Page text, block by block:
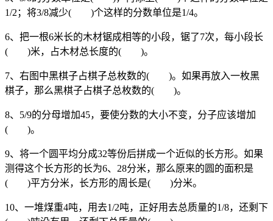
1/2；将3/8减少( )个这样的分数单位是1/4。
6、把一根6米长的木材锯成相等的小段，锯了7次，每小段长
( )米，占木材总长度的( )。
7、右图中黑棋子占棋子总枚数的( )。如果再放入一枚黑
棋子，那么黑棋子占棋子总枚数的( )。
8、5/9的分母增加45，要使分数的大小不变，分子应该增加
( )。
9、将一个圆平均分成32等份后拼成一个近似的长方形。如果
测得这个长方形的长为6、28分米，那么原来的圆的面积是
( )平方分米，长方形的周长是( )分米。
10、一堆煤重4吨，用去1/2吨，正好用去总质量的1/8，还剩下